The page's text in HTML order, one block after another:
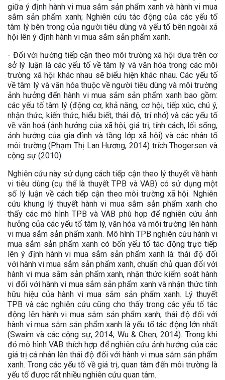
giữa ý định hành vi mua sắm sản phẩm xanh và hành vi mua
sắm sản phẩm xanh; Nghiên cứu tác động của các yếu tố
tâm lý bên trong của người tiêu dùng và yếu tố bên ngoài xã
hội lên ý định hành vi mua sắm sản phẩm xanh.
- Đối với hướng tiếp cận theo môi trường xã hội dựa trên cơ
sở lý luận là các yếu tố về tâm lý và văn hóa trong các môi
trường xã hội khác nhau sẽ biểu hiện khác nhau. Các yếu tố
về tâm lý và văn hóa thuộc về người tiêu dùng và môi trường
ảnh hưởng đến hành vi mua sắm sản phẩm xanh bao gồm:
các yếu tố tâm lý (động cơ, khả năng, cơ hội, tiếp xúc, chú ý,
nhận thức, kiến thức, hiểu biết, thái độ, trí nhớ) và các yếu tố
về văn hoá (ảnh hưởng của xã hội, giá trị, tính cách, lối sống,
ảnh hưởng của gia đình và tầng lớp xã hội) và các nhân tố
môi trường (Phạm Thị Lan Hương, 2014) trích Thogersen và
cộng sự (2010).
Nghiên cứu này sử dụng cách tiếp cận theo lý thuyết về hành
vi tiêu dùng (cụ thể là thuyết TPB và VAB) có sử dụng một
số lý luận về cách tiếp cận theo môi trường xã hội. Nghiên
cứu khung lý thuyết hành vi mua sắm sản phẩm xanh cho
thấy các mô hình TPB và VAB phù hợp để nghiên cứu ảnh
hưởng của các yếu tố tâm lý, văn hóa và môi trường lên hành
vi mua sắm sản phẩm xanh. Mô hình TPB nghiên cứu hành vi
mua sắm sản phẩm xanh có bốn yếu tố tác động trực tiếp
lên ý định hành vi mua sắm sản phẩm xanh là: thái độ đối
với hành vi mua sắm sản phẩm xanh, chuẩn chủ quan đối với
hành vi mua sắm sản phẩm xanh, nhận thức kiểm soát hành
vi đối với hành vi mua sắm sản phẩm xanh và nhận thức tính
hữu hiệu của hành vi mua sắm sản phẩm xanh. Lý thuyết
TPB và các nghiên cứu cũng cho thấy trong các yếu tố tác
động lên hành vi mua sắm sản phẩm xanh, thái độ đối với
hành vi mua sắm sản phẩm xanh là yếu tố tác động lớn nhất
(Swaim và các cộng sự, 2014; Wu & Chen, 2014). Trong khi
đó mô hình VAB thích hợp để nghiên cứu ảnh hưởng của các
giá trị cá nhân lên thái độ đối với hành vi mua sắm sản phẩm
xanh. Trong các yếu tố về giá trị, quan tâm đến môi trường là
yếu tố được rất nhiều nghiên cứu quan tâm.